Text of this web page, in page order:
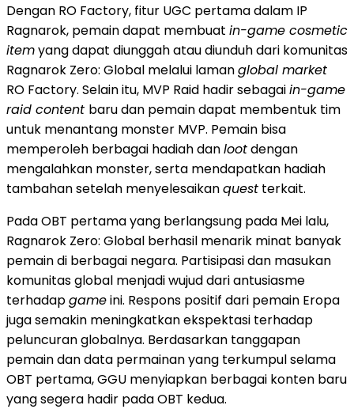
Dengan RO Factory, fitur UGC pertama dalam IP
Ragnarok, pemain dapat membuat in-game cosmetic
itemyang dapat diunggah atau diunduh dari komunitas
Ragnarok Zero: Global melalui lamanglobal market
RO Factory. Selain itu, MVP Raid hadir sebagaiin-game
raid content baru dan pemain dapat membentuk tim
untuk menantang monster MVP. Pemain bisa
memperoleh berbagai hadiah danlootdengan
mengalahkan monster, serta mendapatkan hadiah
tambahan setelah menyelesaikanquest terkait.
Pada OBT pertama yang berlangsung pada Mei lalu,
Ragnarok Zero: Global berhasil menarik minat banyak
pemain di berbagai negara. Partisipasi dan masukan
komunitas global menjadi wujud dari antusiasme
terhadapgameini. Respons positif dari pemain Eropa
juga semakin meningkatkan ekspektasi terhadap
peluncuran globalnya. Berdasarkan tanggapan
pemain dan data permainan yang terkumpul selama
OBT pertama, GGU menyiapkan berbagai konten baru
yang segera hadir pada OBT kedua.